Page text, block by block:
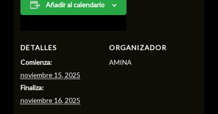
Añadir al calendario
DETALLES
Comienza:
noviembre 15, 2025
Finaliza:
noviembre 16, 2025
ORGANIZADOR
AMINA